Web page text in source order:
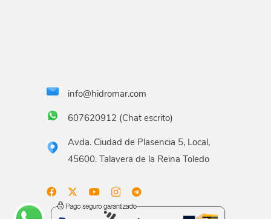
info@hidromar.com
607620912 (Chat escrito)
Avda. Ciudad de Plasencia 5, Local,
45600. Talavera de la Reina Toledo